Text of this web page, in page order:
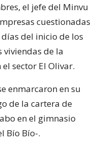
el jefe del Minvu
cuestionadas
del inicio de los
viviendas de la
sector El Olivar.
enmarcaron en su
de la cartera de
en el gimnasio
Bío Bío-.